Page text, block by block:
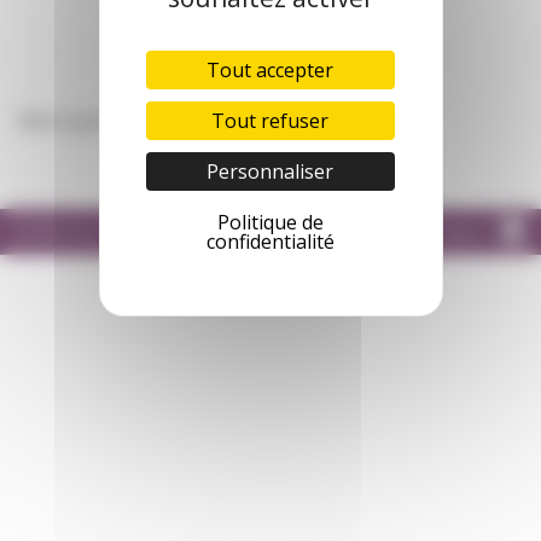
Mise à jour le 18/03/2021
Tout accepter
Tout refuser
Personnaliser
Politique de
confidentialité